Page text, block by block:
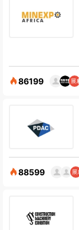
86199
88599